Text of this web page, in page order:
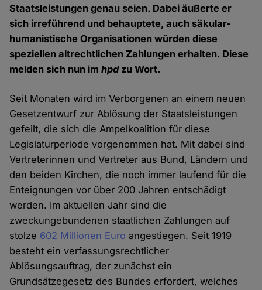
Staatsleistungen genau seien. Dabei äußerte er
sich irreführend und behauptete, auch säkular-
humanistische Organisationen würden diese
speziellen altrechtlichen Zahlungen erhalten. Diese
melden sich nun imhpdzu Wort.
Seit Monaten wird im Verborgenen an einem neuen
Gesetzentwurf zur Ablösung der Staatsleistungen
gefeilt, die sich die Ampelkoalition für diese
Legislaturperiode vorgenommen hat. Mit dabei sind
Vertreterinnen und Vertreter aus Bund, Ländern und
den beiden Kirchen, die noch immer laufend für die
Enteignungen vor über 200 Jahren entschädigt
werden. Im aktuellen Jahr sind die
zweckungebundenen staatlichen Zahlungen auf
stolze 602 Millionen Euro angestiegen. Seit 1919
besteht ein verfassungsrechtlicher
Ablösungsauftrag, der zunächst ein
Grundsätzegesetz des Bundes erfordert, welches